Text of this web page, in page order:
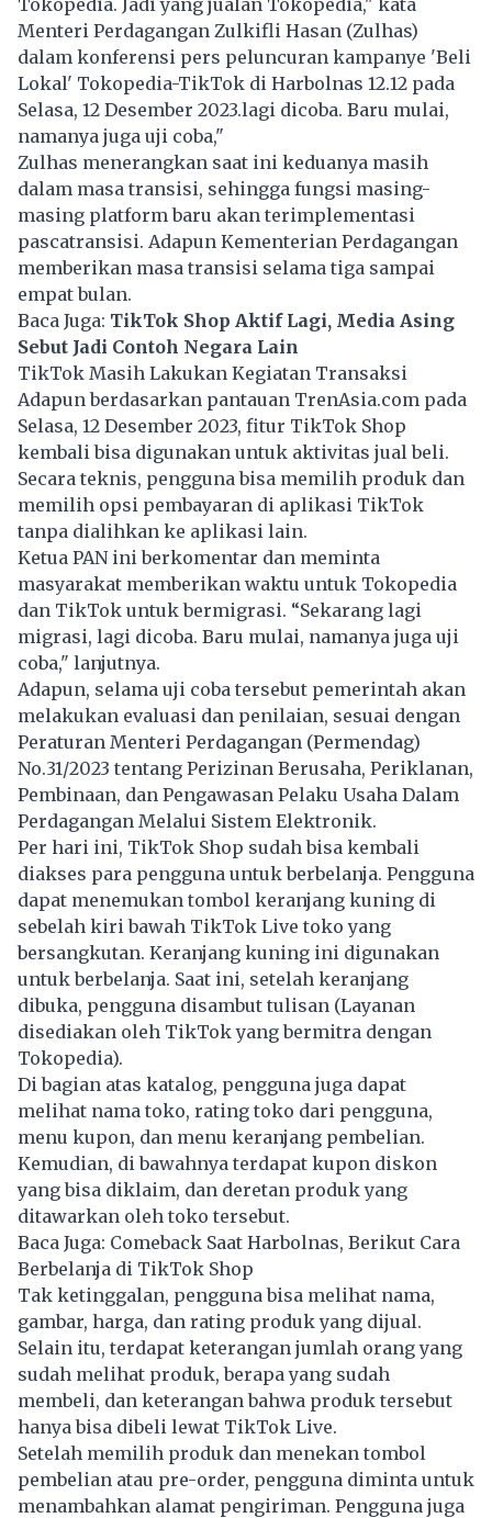
Menteri Perdagangan Zulkifli Hasan (Zulhas)
dalam konferensi pers peluncuran kampanye 'Beli
Lokal' Tokopedia-TikTok di Harbolnas 12.12 pada
Selasa, 12 Desember 2023.lagi dicoba. Baru mulai,
namanya juga uji coba,"
Zulhas menerangkan saat ini keduanya masih
dalam masa transisi, sehingga fungsi masing-
masing platform baru akan terimplementasi
pascatransisi. Adapun Kementerian Perdagangan
memberikan masa transisi selama tiga sampai
empat bulan.
Baca Juga: TikTok Shop Aktif Lagi, Media Asing
Sebut Jadi Contoh Negara Lain
TikTok Masih Lakukan Kegiatan Transaksi
Adapun berdasarkan pantauan TrenAsia.com pada
Selasa, 12 Desember 2023, fitur TikTok Shop
kembali bisa digunakan untuk aktivitas jual beli.
Secara teknis, pengguna bisa memilih produk dan
memilih opsi pembayaran di aplikasi TikTok
tanpa dialihkan ke aplikasi lain.
Ketua PAN ini berkomentar dan meminta
masyarakat memberikan waktu untuk Tokopedia
dan TikTok untuk bermigrasi. “Sekarang lagi
migrasi, lagi dicoba. Baru mulai, namanya juga uji
coba," lanjutnya.
Adapun, selama uji coba tersebut pemerintah akan
melakukan evaluasi dan penilaian, sesuai dengan
Peraturan Menteri Perdagangan (Permendag)
No.31/2023 tentang Perizinan Berusaha, Periklanan,
Pembinaan, dan Pengawasan Pelaku Usaha Dalam
Perdagangan Melalui Sistem Elektronik.
Per hari ini, TikTok Shop sudah bisa kembali
diakses para pengguna untuk berbelanja. Pengguna
dapat menemukan tombol keranjang kuning di
sebelah kiri bawah TikTok Live toko yang
bersangkutan. Keranjang kuning ini digunakan
untuk berbelanja. Saat ini, setelah keranjang
dibuka, pengguna disambut tulisan (Layanan
disediakan oleh TikTok yang bermitra dengan
Tokopedia).
Di bagian atas katalog, pengguna juga dapat
melihat nama toko, rating toko dari pengguna,
menu kupon, dan menu keranjang pembelian.
Kemudian, di bawahnya terdapat kupon diskon
yang bisa diklaim, dan deretan produk yang
ditawarkan oleh toko tersebut.
Baca Juga: Comeback Saat Harbolnas, Berikut Cara
Berbelanja di TikTok Shop
Tak ketinggalan, pengguna bisa melihat nama,
gambar, harga, dan rating produk yang dijual.
Selain itu, terdapat keterangan jumlah orang yang
sudah melihat produk, berapa yang sudah
membeli, dan keterangan bahwa produk tersebut
hanya bisa dibeli lewat TikTok Live.
Setelah memilih produk dan menekan tombol
pembelian atau pre-order, pengguna diminta untuk
menambahkan alamat pengiriman. Pengguna juga